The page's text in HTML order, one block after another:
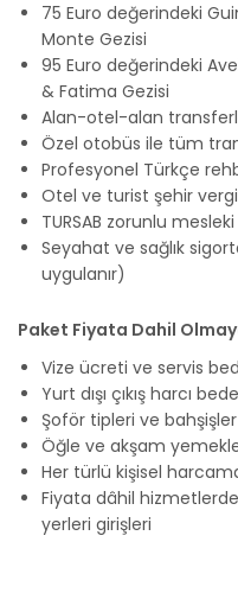
75 Euro değerindeki
Monte Gezisi
95 Euro değerindeki
& Fatima Gezisi
Alan-otel-alan
Özel otobüs ile tüm
Profesyonel Türkçe
Otel ve turist şehir
TURSAB zorunlu
Seyahat ve sağlık
uygulanır)
Paket Fiyata Dahil
Vize ücreti ve servis
Yurt dışı çıkış harcı
Şoför tipleri ve
Öğle ve akşam
Her türlü kişisel
Fiyata dâhil
yerleri girişleri